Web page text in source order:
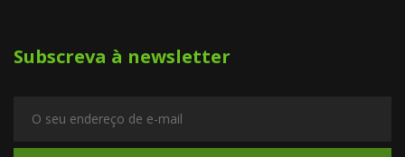
Subscreva à newsletter